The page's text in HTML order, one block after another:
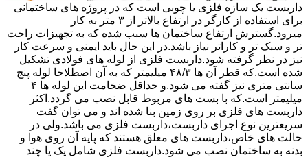
داربست یک سازه فلزی یا چوبی است که در پروژه های ساختمانی
برای استفاده از کارگر در ارتفاع بالاتر از ۳ متر به کار
میرود.گسترش ارتفاع ساختمان ها سبب شده که به تجهیزات راحت
تر و سبک تر و کاراتر نیاز باشد.در این حال باید ایمنی و سرعت کار
نیز در نظر گرفته شود.داربست فلزی از لوله های فولادی تشکیل
شده است.که قطر آن ها ۴۸/۳ میلیمتر که به آن اصطلاحا لوله پنج
سانتی متری نیز گفته می شود.و حداقل ضخامت این لوله ها ۴
میلیمتر است.که با بست های مربوط قابل نصب می گردد.اکثر
داربست های فلزی بر روی زمین بنا شده اند و می توان گفت
سریعترین نوع اجرای داربست،داربست فلزی می باشد.ولی در
حالت های خاص،داربست های معلق هستند که پایه آن روی هوا و
بدنه به ساختمان نصب می شود.داربست فلزی شامل یک یا چند